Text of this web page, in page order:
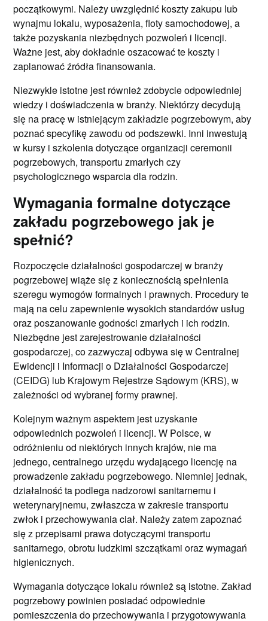
początkowymi. Należy uwzględnić koszty zakupu lub
wynajmu lokalu, wyposażenia, floty samochodowej, a
także pozyskania niezbędnych pozwoleń i licencji.
Ważne jest, aby dokładnie oszacować te koszty i
zaplanować źródła finansowania.
Niezwykle istotne jest również zdobycie odpowiedniej
wiedzy i doświadczenia w branży. Niektórzy decydują
się na pracę w istniejącym zakładzie pogrzebowym, aby
poznać specyfikę zawodu od podszewki. Inni inwestują
w kursy i szkolenia dotyczące organizacji ceremonii
pogrzebowych, transportu zmarłych czy
psychologicznego wsparcia dla rodzin.
Wymagania formalne dotyczące
zakładu pogrzebowego jak je
spełnić?
Rozpoczęcie działalności gospodarczej w branży
pogrzebowej wiąże się z koniecznością spełnienia
szeregu wymogów formalnych i prawnych. Procedury te
mają na celu zapewnienie wysokich standardów usług
oraz poszanowanie godności zmarłych i ich rodzin.
Niezbędne jest zarejestrowanie działalności
gospodarczej, co zazwyczaj odbywa się w Centralnej
Ewidencji i Informacji o Działalności Gospodarczej
(CEIDG) lub Krajowym Rejestrze Sądowym (KRS), w
zależności od wybranej formy prawnej.
Kolejnym ważnym aspektem jest uzyskanie
odpowiednich pozwoleń i licencji. W Polsce, w
odróżnieniu od niektórych innych krajów, nie ma
jednego, centralnego urzędu wydającego licencję na
prowadzenie zakładu pogrzebowego. Niemniej jednak,
działalność ta podlega nadzorowi sanitarnemu i
weterynaryjnemu, zwłaszcza w zakresie transportu
zwłok i przechowywania ciał. Należy zatem zapoznać
się z przepisami prawa dotyczącymi transportu
sanitarnego, obrotu ludzkimi szczątkami oraz wymagań
higienicznych.
Wymagania dotyczące lokalu również są istotne. Zakład
pogrzebowy powinien posiadać odpowiednie
pomieszczenia do przechowywania i przygotowywania